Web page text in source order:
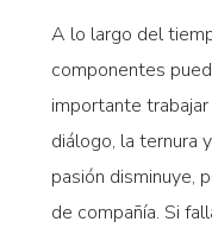
A lo largo del
componentes
importante
diálogo, la ternura
pasión disminuye,
de compañía. Si